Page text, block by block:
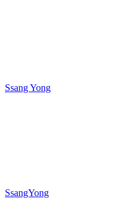
Ssang Yong
SsangYong